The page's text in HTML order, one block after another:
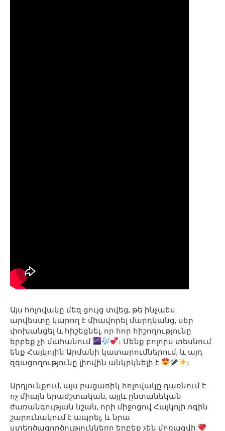
Այս հոլովակը մեզ ցույց տվեց, թե ինչպես
արվեստը կարող է միավորել մարդկանց, սեր
փոխանցել և հիշեցնել, որ հոր հիշողությունը
երբեք չի մահանում
։ Մենք բոլորս տեսնում
ենք Հայկոյին Արմանի կատարումներում, և այդ
զգացողությունը լիովին անկրկնելի է
։
Արդյունքում, այս բացառիկ հոլովակը դառնում է
ոչ միայն երաժշտական, այլև ընտանեկան
ժառանգության նշան, որի միջոցով Հայկոյի ոգին
շարունակում է ապրել, և նրա
ստեղծագործությունները երբեք չեն մոռացվի